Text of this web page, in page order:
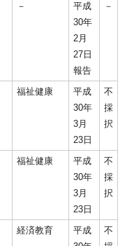
－
平成
30年
2月
27日
報告
－
福祉健康
平成
30年
3月
23日
不
採
択
福祉健康
平成
30年
3月
23日
不
採
択
経済教育
平成
不